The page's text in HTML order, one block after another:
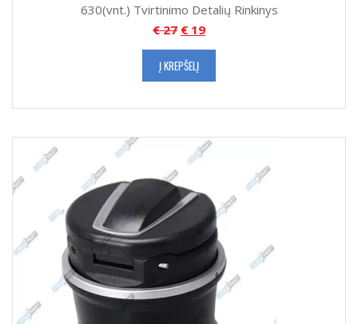
630(vnt.) Tvirtinimo Detalių Rinkinys
€27 € 19
Į KREPŠELĮ